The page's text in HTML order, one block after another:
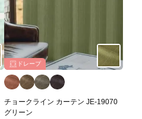
ドレープ
チョークライン カーテン JE-19070
グリーン